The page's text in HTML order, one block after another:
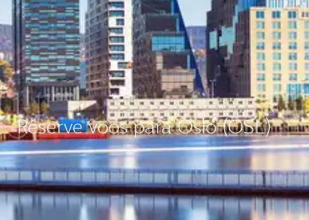
Reserve voos para Oslo (OSL)